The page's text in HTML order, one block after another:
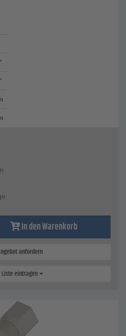
In den Warenkorb
anfordern
eintragen